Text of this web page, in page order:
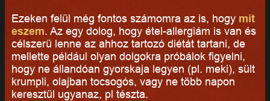
Ezeken felül még fontos számomra az is, hogy mit
eszem. Az egy dolog, hogy étel-allergiám is van és
célszerű lenne az ahhoz tartozó diétát tartani, de
mellette például olyan dolgokra próbálok figyelni,
hogy ne állandóan gyorskaja legyen (pl. meki), sült
krumpli, olajban tocsogós, vagy ne több napon
keresztül ugyanaz, pl tészta.